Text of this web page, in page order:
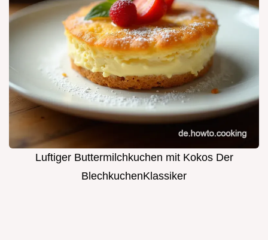
Luftiger Buttermilchkuchen mit Kokos Der
BlechkuchenKlassiker